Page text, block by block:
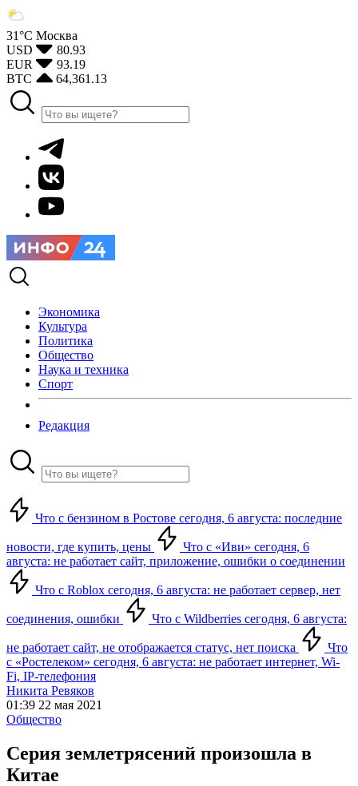
31°С Москва
USD
80.93
EUR
93.19
BTC
64,361.13
Экономика
Культура
Политика
Общество
Наука и техника
Спорт
Редакция
Что с бензином в Ростове сегодня, 6 августа: последние
новости, где купить, цены
Что с «Иви» сегодня, 6
августа: не работает сайт, приложение, ошибки о соединении
Что с Roblox сегодня, 6 августа: не работает сервер, нет
соединения, ошибки Что с Wildberries сегодня, 6 августа:
не работает сайт, не отображается статус, нет поиска
Что
с «Ростелеком» сегодня, 6 августа: не работает интернет, Wi-
Fi, IP-телефония
Никита Ревяков
01:39 22 мая 2021
Общество
Серия землетрясений произошла в
Китае